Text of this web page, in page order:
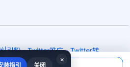
|引粉 - Twitter推广 - Twitter转
专家2017~2026 ×
装指引 关闭